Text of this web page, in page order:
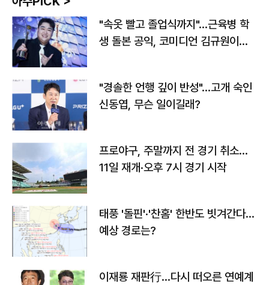
"속옷 빨고 졸업식까지"…근육병 학
생 돌본 공익, 코미디언 김규원이었
"경솔한 언행 깊이 반성"…고개 숙인
신동엽, 무슨 일이길래?
프로야구, 주말까지 전 경기 취소…
11일 재개·오후 7시 경기 시작
태풍 '돌핀'·'찬홈' 한반도 빗겨간다…
예상 경로는?
이재룡 재판行…다시 떠오른 연예계